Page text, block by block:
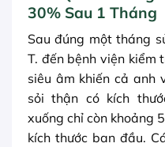
30% Sau 1 Tháng
Sau đúng một tháng
T. đến bệnh viện kiểm
siêu âm khiến cả anh
sỏi thận có kích
xuống chỉ còn khoảng
kích thước ban đầu.